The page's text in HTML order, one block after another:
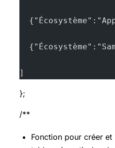
]
};
/**
Fonction pour créer